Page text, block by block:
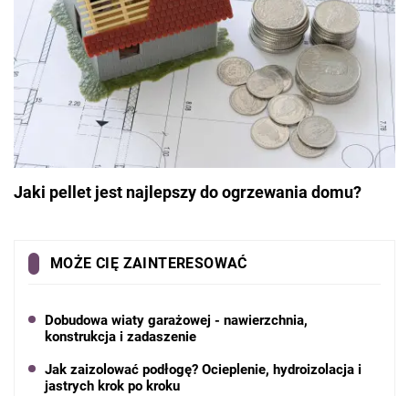
Jaki pellet jest najlepszy do ogrzewania domu?
MOŻE CIĘ ZAINTERESOWAĆ
Dobudowa wiaty garażowej - nawierzchnia,
konstrukcja i zadaszenie
Jak zaizolować podłogę? Ocieplenie, hydroizolacja i
jastrych krok po kroku